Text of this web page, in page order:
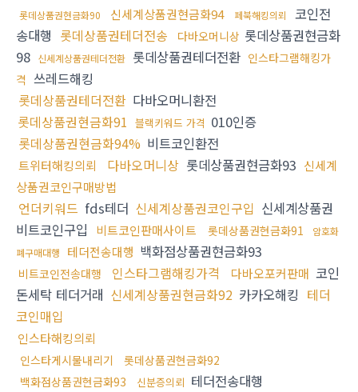
롯데상품권현금화90 신세계상품권현금화94 페북해킹의뢰
코인전
송대행 롯데상품권테더전송 다바오머니상 롯데상품권현금화
98 신세계상품권테더전환 롯데상품권테더전환 인스타그램해킹가
격 쓰레드해킹
롯데상품권테더전환 다바오머니환전
롯데상품권현금화91 블랙키워드 가격 010인증
롯데상품권현금화94% 비트코인환전
트위터해킹의뢰 다바오머니상 롯데상품권현금화93 신세계
상품권코인구매방법
언더키워드 fds테더 신세계상품권코인구입 신세계상품권
비트코인구입
비트코인판매사이트 롯데상품권현금화91
암호화
폐구매대행
테더전송대행 백화점상품권현금화93
비트코인전송대행 인스타그램해킹가격 다바오포커판매 코인
돈세탁 테더거래 신세계상품권현금화92 카카오해킹 테더
코인매입
인스타해킹의뢰
인스타게시물내리기
롯데상품권현금화92
백화점상품권현금화93
신분증의뢰 테더전송대행